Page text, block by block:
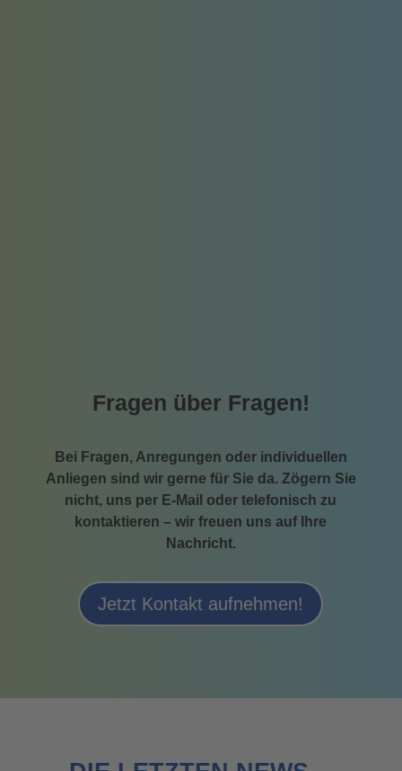
Fragen über Fragen!
Bei Fragen, Anregungen oder individuellen
Anliegen sind wir gerne für Sie da. Zögern Sie
nicht, uns per E-Mail oder telefonisch zu
kontaktieren – wir freuen uns auf Ihre
Nachricht.
Jetzt Kontakt aufnehmen!